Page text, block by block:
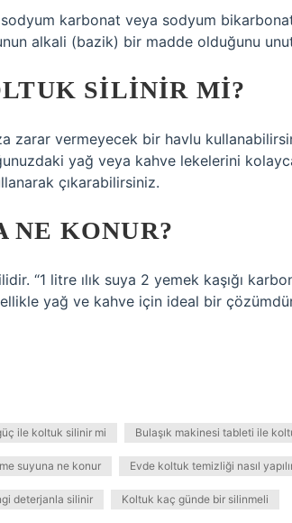
sodyum karbonat veya sodyum
alkali (bazik) bir madde olduğunu
SILINIR MI?
zarar vermeyecek bir havlu
yağ veya kahve lekelerini
çıkarabilirsiniz.
KONUR?
“1 litre ılık suya 2 yemek kaşığı
yağ ve kahve için ideal bir
ile koltuk silinir mi Bulaşık makinesi tableti ile
suyuna ne konur Evde koltuk temizliği nasıl
deterjanla silinir Koltuk kaç günde bir silinmeli